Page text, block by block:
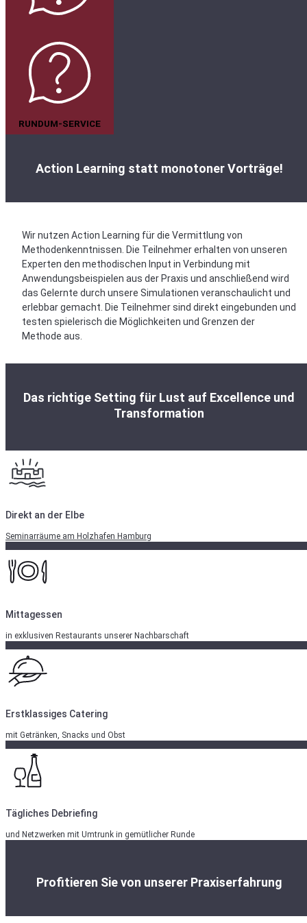
RUNDUM-SERVICE
Action Learning statt monotoner Vorträge!
Wir nutzen Action Learning für die Vermittlung von
Methodenkenntnissen. Die Teilnehmer erhalten von unseren
Experten den methodischen Input in Verbindung mit
Anwendungsbeispielen aus der Praxis und anschließend wird
das Gelernte durch unsere Simulationen veranschaulicht und
erlebbar gemacht. Die Teilnehmer sind direkt eingebunden und
testen spielerisch die Möglichkeiten und Grenzen der
Methode aus.
Das richtige Setting für Lust auf Excellence und
Transformation
Direkt an der Elbe
Seminarräume am Holzhafen Hamburg
Mittagessen
in exklusiven Restaurants unserer Nachbarschaft
Erstklassiges Catering
mit Getränken, Snacks und Obst
Tägliches Debriefing
und Netzwerken mit Umtrunk in gemütlicher Runde
Profitieren Sie von unserer Praxiserfahrung